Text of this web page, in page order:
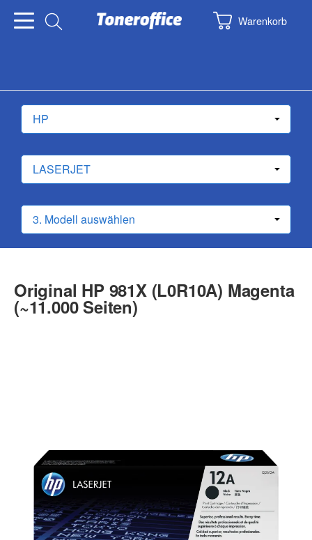
Warenkorb
Original HP 981X (L0R10A) Magenta
(~11.000 Seiten)